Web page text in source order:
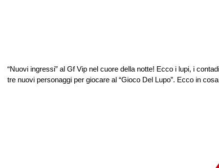
“Nuovi ingressi” al Gf Vip nel cuore della notte! Ecco i lupi, i
tre nuovi personaggi per giocare al “Gioco Del Lupo”. Ecco in